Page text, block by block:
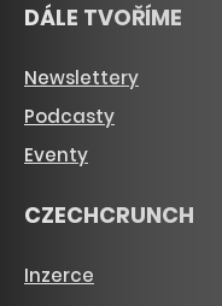
DÁLE TVOŘÍME
Newslettery
Podcasty
Eventy
CZECHCRUNCH
Inzerce